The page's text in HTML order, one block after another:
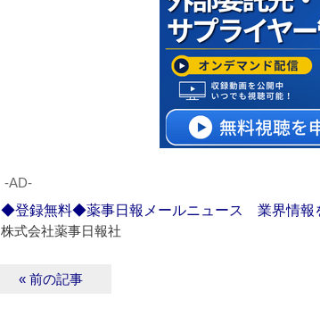
‐AD‐
◆登録無料◆薬事日報メールニュース 業界情報
株式会社薬事日報社
« 前の記事